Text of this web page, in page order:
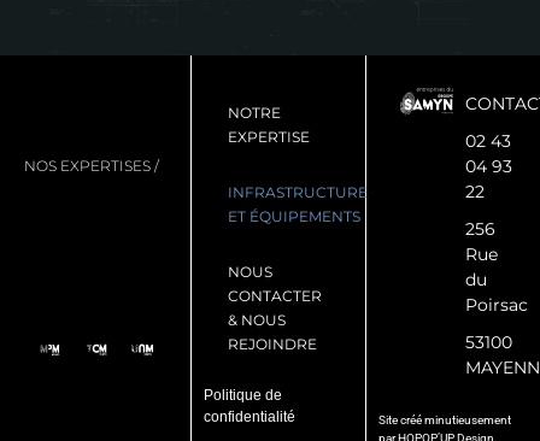
NOS EXPERTISES /
NOTRE
EXPERTISE
INFRASTRUCTURE
ET ÉQUIPEMENTS
NOUS
CONTACTER
& NOUS
REJOINDRE
Politique de
confidentialité
02 43
04 93
22
256
Rue
du
Poirsac
53100
Site créé minutieusement
parHOPOP’UP Design